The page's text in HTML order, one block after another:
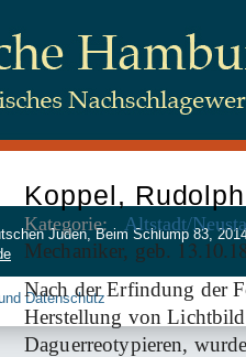
Koppel, Rudolph
Kategorie: Altstadt/
Mechaniker, geb. 13. 10.
Nach der Erfindung der
Herstellung von
Daguerreotypieren,
Juden, Beim Schlump 83,
Datenschutz